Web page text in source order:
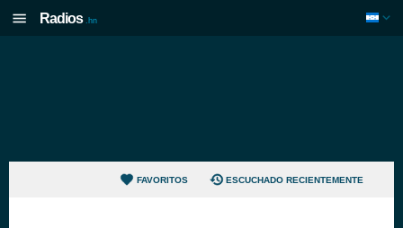
Radios .hn
FAVORITOS ESCUCHADO RECIENTEMENTE